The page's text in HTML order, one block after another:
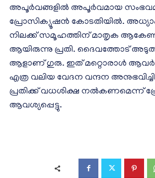
അപൂർവങ്ങളിൽ അപൂർവമായ
പ്രോസിക്യൂഷൻ കോടതിയിൽ.
നിലക്ക് സമൂഹത്തിന് മാതൃക ആകേണ്ട
ആയിരുന്നു പ്രതി. ദൈവത്തോട്
ആളാണ് ഗുരു. ഇത് മറ്റൊരാൾ
എത്ര വലിയ വേദന വന്ദന
പ്രതിക്ക് വധശിക്ഷ നൽകണമെന്ന്
ആവശ്യപ്പെട്ടു.